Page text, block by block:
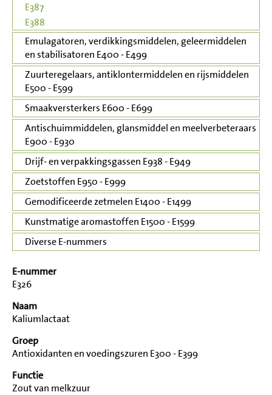
E387
E388
Emulagatoren, verdikkingsmiddelen, geleermiddelen
en stabilisatoren E400 - E499
Zuurteregelaars, antiklontermiddelen en rijsmiddelen
E500 - E599
Smaakversterkers E600 - E699
Antischuimmiddelen, glansmiddel en meelverbeteraars
E900 - E930
Drijf- en verpakkingsgassen E938 - E949
Zoetstoffen E950 - E999
Gemodificeerde zetmelen E1400 - E1499
Kunstmatige aromastoffen E1500 - E1599
Diverse E-nummers
E-nummer
E326
Naam
Kaliumlactaat
Groep
Antioxidanten en voedingszuren E300 - E399
Functie
Zout van melkzuur